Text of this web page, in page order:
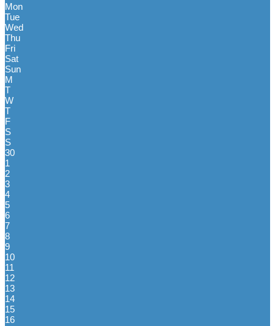
Mon
Tue
Wed
Thu
Fri
Sat
Sun
M
T
W
T
F
S
S
30
1
2
3
4
5
6
7
8
9
10
11
12
13
14
15
16